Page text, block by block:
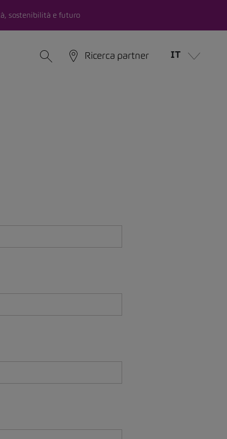
sostenibilità e futuro
Ricerca partner IT